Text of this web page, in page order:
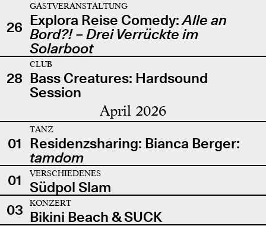
26
GASTVERANSTALTUNG
Explora Reise Comedy:Alle an
Bord?! – Drei Verrückte im
Solarboot
28
CLUB
Bass Creatures: Hardsound
Session
April 2026
01
TANZ
Residenzsharing: Bianca Berger:
tamdom
01
VERSCHIEDENES
Südpol Slam
03
KONZERT
Bikini Beach & SUCK